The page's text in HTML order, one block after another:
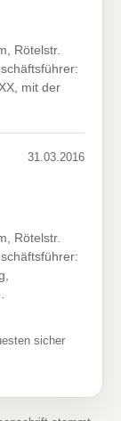
Rötelstr.
mit der
31.03.2016
Rötelstr.
sicher